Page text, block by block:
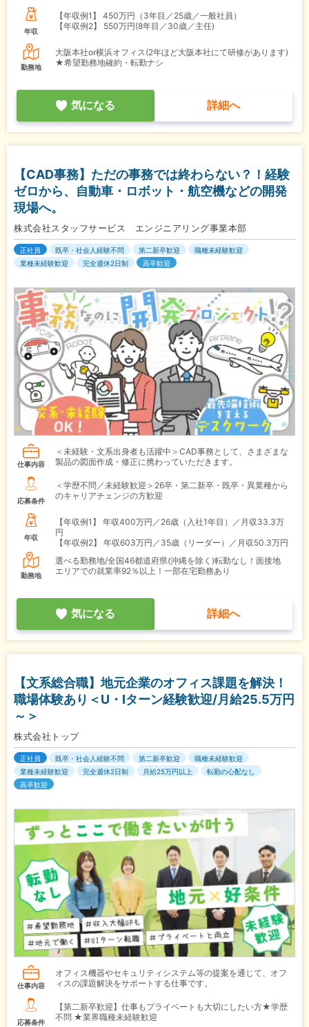
年収
【年収例1】
450万円（3年目／25歳／一般社員）
【年収例2】
550万円(8年目／30歳／主任)
勤務地
大阪本社or横浜オフィス(2年ほど大阪本社にて研修があります)
★希望勤務地確約・転勤ナシ
気になる 詳細へ
【CAD事務】ただの事務では終わらない？！経験
ゼロから、自動車・ロボット・航空機などの開発
現場へ。
株式会社スタッフサービス エンジニアリング事業本部
正社員 既卒・社会人経験不問 第二新卒歓迎
職種未経験歓迎
業種未経験歓迎
完全週休2日制 高卒歓迎
仕事内容
＜未経験・文系出身者も活躍中＞CAD事務として、さまざまな
製品の図面作成・修正に携わっていただきます。
応募条件
＜学歴不問／未経験歓迎＞26卒・第二新卒・既卒・異業種から
のキャリアチェンジの方歓迎
年収
【年収例1】
年収400万円／26歳（入社1年目）／月収33.3万
円
【年収例2】
年収603万円／35歳（リーダー）／月収50.3万円
勤務地
選べる勤務地/全国46都道府県(沖縄を除く)転勤なし！面接地
エリアでの就業率92％以上！一部在宅勤務あり
気になる 詳細へ
【文系総合職】地元企業のオフィス課題を解決！
職場体験あり＜U・Iターン経験歓迎/月給25.5万円
～＞
株式会社トップ
正社員 既卒・社会人経験不問 第二新卒歓迎
職種未経験歓迎
業種未経験歓迎
完全週休2日制 月給25万円以上
転勤の心配なし
高卒歓迎
仕事内容
オフィス機器やセキュリティシステム等の提案を通じて、オフ
ィスの課題解決をサポートする仕事です。
応募条件
【第二新卒歓迎】仕事もプライベートも大切にしたい方★学歴
不問 ★業界職種未経験歓迎